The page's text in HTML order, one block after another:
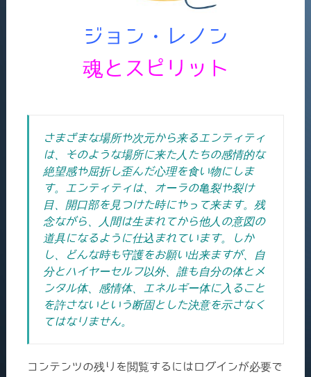
ジョン・レノン
魂とスピリット
さまざまな場所や次元から来るエンティティ
は、そのような場所に来た人たちの感情的な
絶望感や屈折し歪んだ心理を食い物にしま
す。エンティティは、オーラの亀裂や裂け
目、開口部を見つけた時にやって来ます。残
念ながら、人間は生まれてから他人の意図の
道具になるように仕込まれています。しか
し、どんな時も守護をお願い出来ますが、自
分とハイヤーセルフ以外、誰も自分の体とメ
ンタル体、感情体、エネルギー体に入ること
を許さないという断固とした決意を示さなく
てはなりません。
コンテンツの残りを閲覧するにはログインが必要で